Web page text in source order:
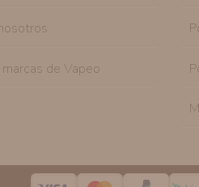
de Vapeo